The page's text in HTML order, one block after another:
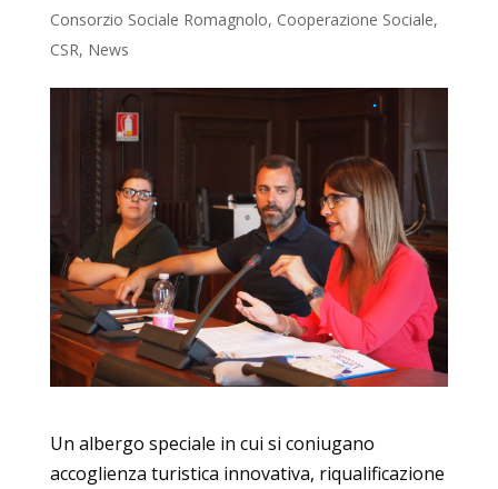
Consorzio Sociale Romagnolo, Cooperazione Sociale,
CSR, News
Un albergo speciale in cui si coniugano
accoglienza turistica innovativa, riqualificazione